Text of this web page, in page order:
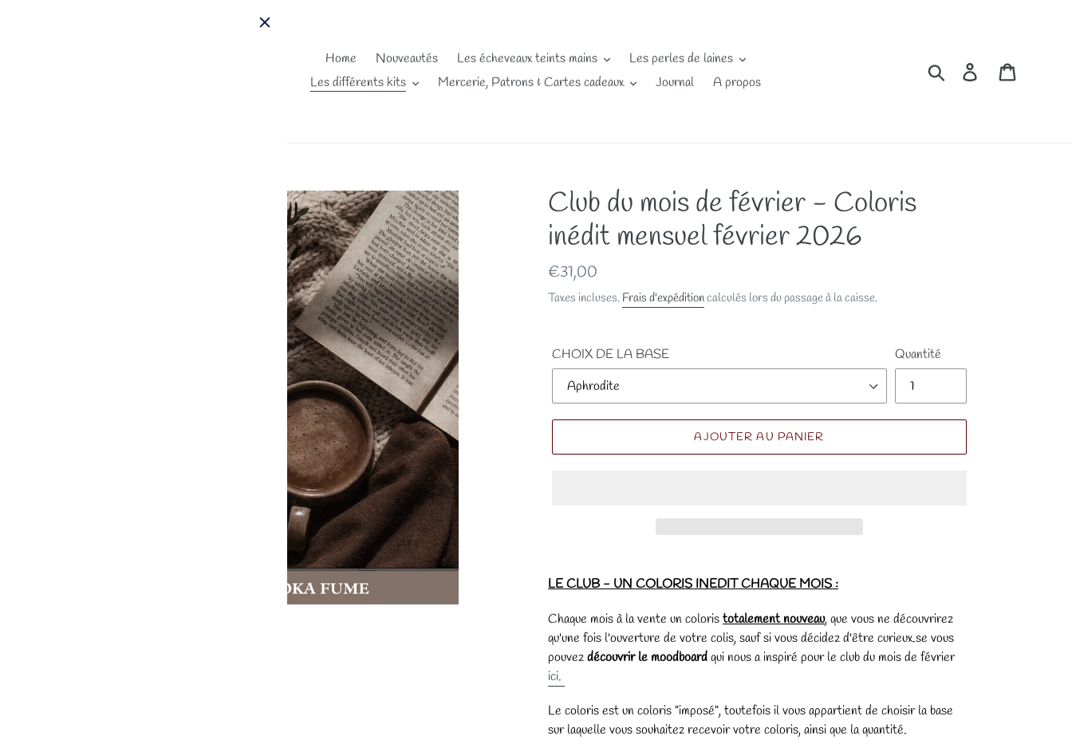
Home Nouveautés Les écheveaux teints mains
Les perles de laines
Les différents kits
Mercerie, Patrons & Cartes cadeaux Journal A propos
RechercherSe connecter
Club du mois de février - Coloris
inédit mensuel février 2026
Prix
normal
€31,00
Taxes incluses. Frais d'expéditioncalculés lors du passage à la caisse.
CHOIX DE LA BASE Quantité
AJOUTER AU PANIER
LE CLUB - UN COLORIS INEDIT CHAQUE MOIS :
Chaque mois à la vente un coloristotalement nouveau, que vous ne découvrirez
qu'une fois l'ouverture de votre colis, sauf si vous décidez d'être curieux.se vous
pouvezdécouvrir le moodboardqui nous a inspiré pour le club du mois de février
ici.
Le coloris est un coloris "imposé", toutefois il vous appartient de choisir la base
sur laquelle vous souhaitez recevoir votre coloris, ainsi que la quantité.